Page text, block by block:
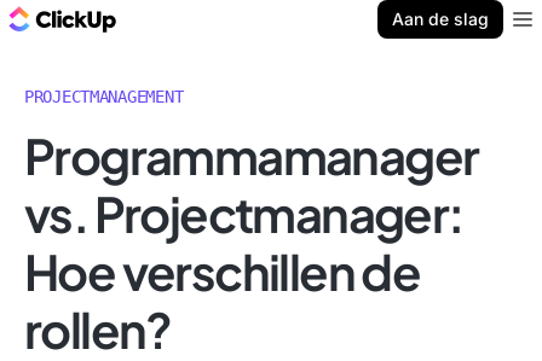
Aan de slag
PROJECTMANAGEMENT
Programmamanager
vs. Projectmanager:
Hoe verschillen de
rollen?